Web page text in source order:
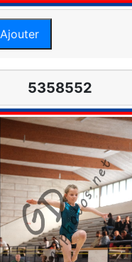
Ajouter
5358552